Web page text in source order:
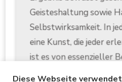
Geisteshaltung sowie
Selbstwirksamkeit. In
eine Kunst, die jeder
ist es von essenzieller
Diese Webseite